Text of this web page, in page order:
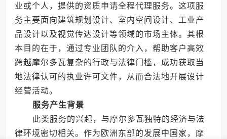
业或个人，提供的资质申请全程代理服务。这项服
务主要面向建筑规划设计、室内空间设计、工业产
品设计以及视觉传达设计等领域的市场主体。其根
本目的在于，通过专业团队的介入，帮助客户高效
跨越摩尔多瓦复杂的行政与法律门槛，成功获取当
地法律认可的执业许可文件，从而合法地开展设计
经营活动。
服务产生背景
此类服务的兴起，与摩尔多瓦独特的经济与法
律环境密切相关。作为欧洲东部的发展中国家，摩